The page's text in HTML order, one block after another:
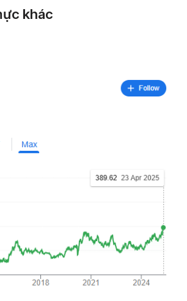
khác